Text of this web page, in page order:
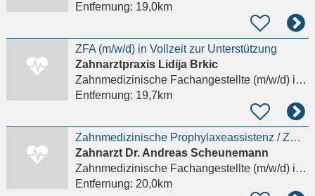
Entfernung: 19,0km
ZFA (m/w/d) in Vollzeit zur Unterstützung
Zahnarztpraxis Lidija Brkic
Zahnmedizinische Fachangestellte (m/w/d)in München, Laim
Entfernung: 19,7km
Zahnmedizinische Prophylaxeassistenz / ZMP oder ZFA mit Prophylaxeerfahrung (m/w/d) in Schwabhausen
Zahnarzt Dr. Andreas Scheunemann
Zahnmedizinische Fachangestellte (m/w/d)in Schwabhausen Dachau
Entfernung: 20,0km